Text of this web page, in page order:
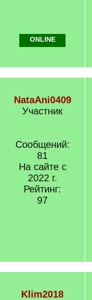
ONLINE
NataAni0409
Участник
Сообщений:
81
На сайте с
2022 г.
Рейтинг:
97
Klim2018